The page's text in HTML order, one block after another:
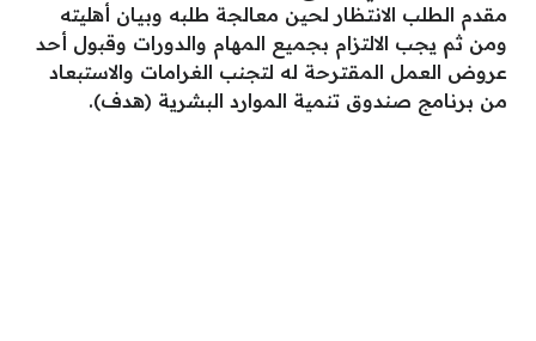
مقدم الطلب الانتظار لحين معالجة طلبه وبيان أهليته
ومن ثم يجب الالتزام بجميع المهام والدورات وقبول أحد
عروض العمل المقترحة له لتجنب الغرامات والاستبعاد
من برنامج صندوق تنمية الموارد البشرية (هدف).